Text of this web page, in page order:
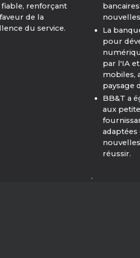
renforçant
de la
du service.
La
pour
par l'IA
mobiles,
paysage
BB&T a
aux
réussir.
.